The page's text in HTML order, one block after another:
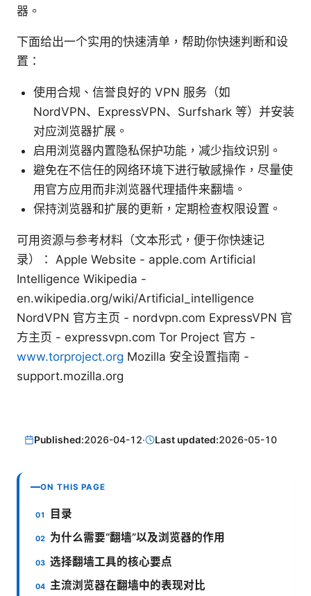
器。
下面给出一个实用的快速清单，帮助你快速判断和设
置：
使用合规、信誉良好的 VPN 服务（如
NordVPN、ExpressVPN、Surfshark 等）并安装
对应浏览器扩展。
启用浏览器内置隐私保护功能，减少指纹识别。
避免在不信任的网络环境下进行敏感操作，尽量使
用官方应用而非浏览器代理插件来翻墙。
保持浏览器和扩展的更新，定期检查权限设置。
可用资源与参考材料（文本形式，便于你快速记
录）： Apple Website - apple.com Artificial
Intelligence Wikipedia -
en.wikipedia.org/wiki/Artificial_intelligence
NordVPN 官方主页 - nordvpn.com ExpressVPN 官
方主页 - expressvpn.com Tor Project 官方 -
www.torproject.org Mozilla 安全设置指南 -
support.mozilla.org
Published:2026-04-12· Last updated:2026-05-10
ON THIS PAGE
目录
为什么需要“翻墙”以及浏览器的作用
选择翻墙工具的核心要点
主流浏览器在翻墙中的表现对比